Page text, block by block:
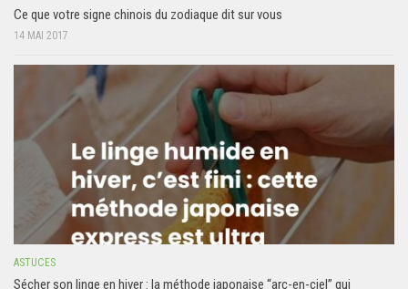
Ce que votre signe chinois du zodiaque dit sur vous
14 MAI 2017
ASTUCES
Sécher son linge en hiver : la méthode japonaise “arc-en-ciel” qui